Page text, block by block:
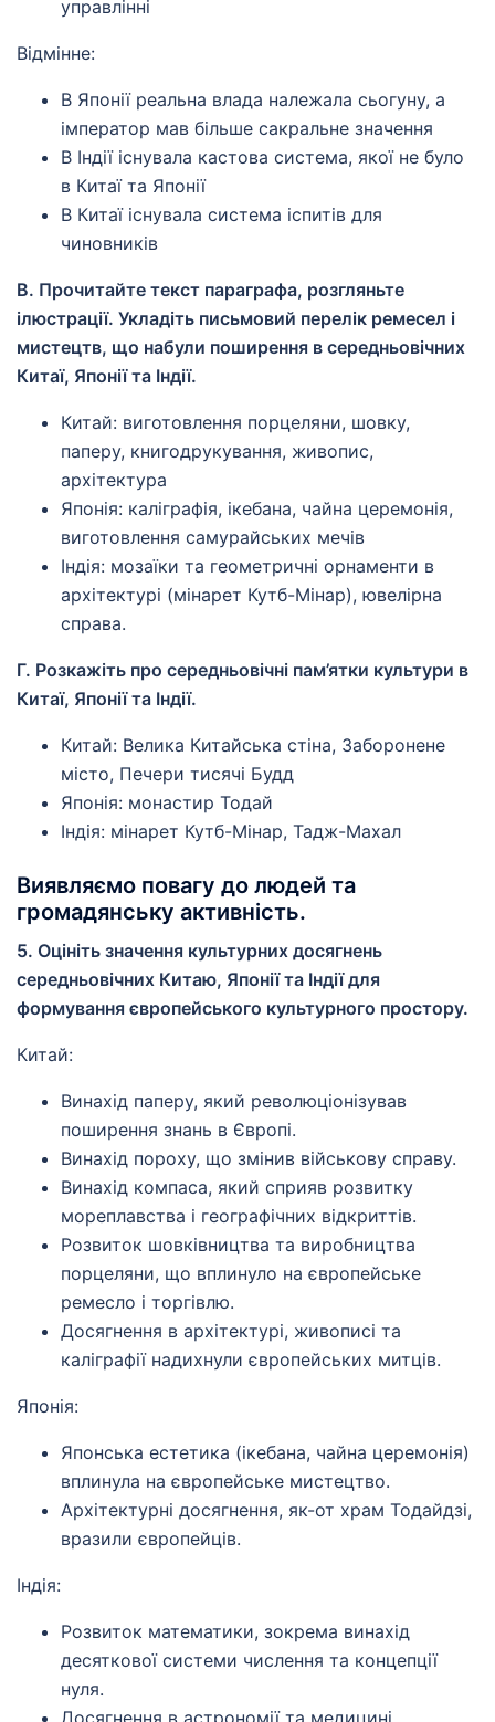
управлінні
Відмінне:
В Японії реальна влада належала сьогуну, а
імператор мав більше сакральне значення
В Індії існувала кастова система, якої не було
в Китаї та Японії
В Китаї існувала система іспитів для
чиновників
В. Прочитайте текст параграфа, розгляньте
ілюстрації. Укладіть письмовий перелік ремесел і
мистецтв, що набули поширення в середньовічних
Китаї, Японії та Індії.
Китай: виготовлення порцеляни, шовку,
паперу, книгодрукування, живопис,
архітектура
Японія: каліграфія, ікебана, чайна церемонія,
виготовлення самурайських мечів
Індія: мозаїки та геометричні орнаменти в
архітектурі (мінарет Кутб-Мінар), ювелірна
справа.
Г. Розкажіть про середньовічні пам’ятки культури в
Китаї, Японії та Індії.
Китай: Велика Китайська стіна, Заборонене
місто, Печери тисячі Будд
Японія: монастир Тодай
Індія: мінарет Кутб-Мінар, Тадж-Махал
Виявляємо повагу до людей та
громадянську активність.
5. Оцініть значення культурних досягнень
середньовічних Китаю, Японії та Індії для
формування європейського культурного простору.
Китай:
Винахід паперу, який революціонізував
поширення знань в Європі.
Винахід пороху, що змінив військову справу.
Винахід компаса, який сприяв розвитку
мореплавства і географічних відкриттів.
Розвиток шовківництва та виробництва
порцеляни, що вплинуло на європейське
ремесло і торгівлю.
Досягнення в архітектурі, живописі та
каліграфії надихнули європейських митців.
Японія:
Японська естетика (ікебана, чайна церемонія)
вплинула на європейське мистецтво.
Архітектурні досягнення, як-от храм Тодайдзі,
вразили європейців.
Індія:
Розвиток математики, зокрема винахід
десяткової системи числення та концепції
нуля.
Досягнення в астрономії та медицині.